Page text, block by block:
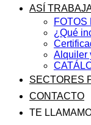
ASÍ
FOTOS
¿Qué
Alquiler
SECTORES
CONTACTO
TE